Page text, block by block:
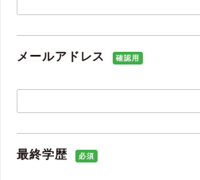
メールアドレス 確認用
最終学歴 必須